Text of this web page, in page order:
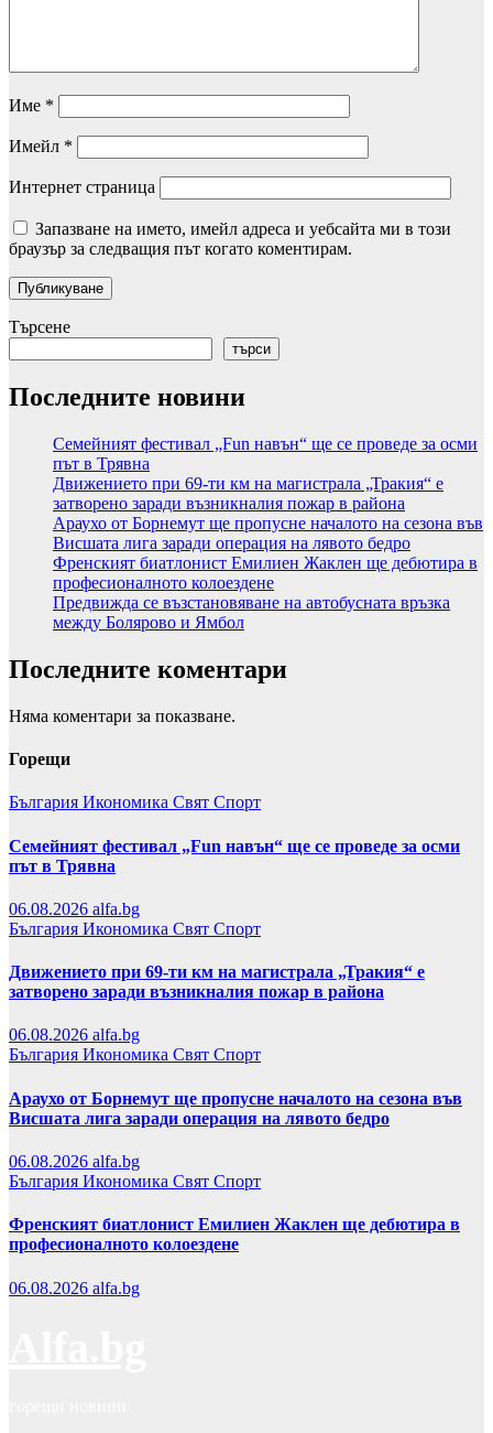
Име *
Имейл *
Интернет страница
Запазване на името, имейл адреса и уебсайта ми в този
браузър за следващия път когато коментирам.
Търсене
търси
Последните новини
Семейният фестивал „Fun навън“ ще се проведе за осми
път в Трявна
Движението при 69-ти км на магистрала „Тракия“ е
затворено заради възникналия пожар в района
Араухо от Борнемут ще пропусне началото на сезона във
Висшата лига заради операция на лявото бедро
Френският биатлонист Емилиен Жаклен ще дебютира в
професионалното колоездене
Предвижда се възстановяване на автобусната връзка
между Болярово и Ямбол
Последните коментари
Няма коментари за показване.
Горещи
България Икономика Свят Спорт
Семейният фестивал „Fun навън“ ще се проведе за осми
път в Трявна
06.08.2026 alfa.bg
България Икономика Свят Спорт
Движението при 69-ти км на магистрала „Тракия“ е
затворено заради възникналия пожар в района
06.08.2026 alfa.bg
България Икономика Свят Спорт
Араухо от Борнемут ще пропусне началото на сезона във
Висшата лига заради операция на лявото бедро
06.08.2026 alfa.bg
България Икономика Свят Спорт
Френският биатлонист Емилиен Жаклен ще дебютира в
професионалното колоездене
06.08.2026 alfa.bg